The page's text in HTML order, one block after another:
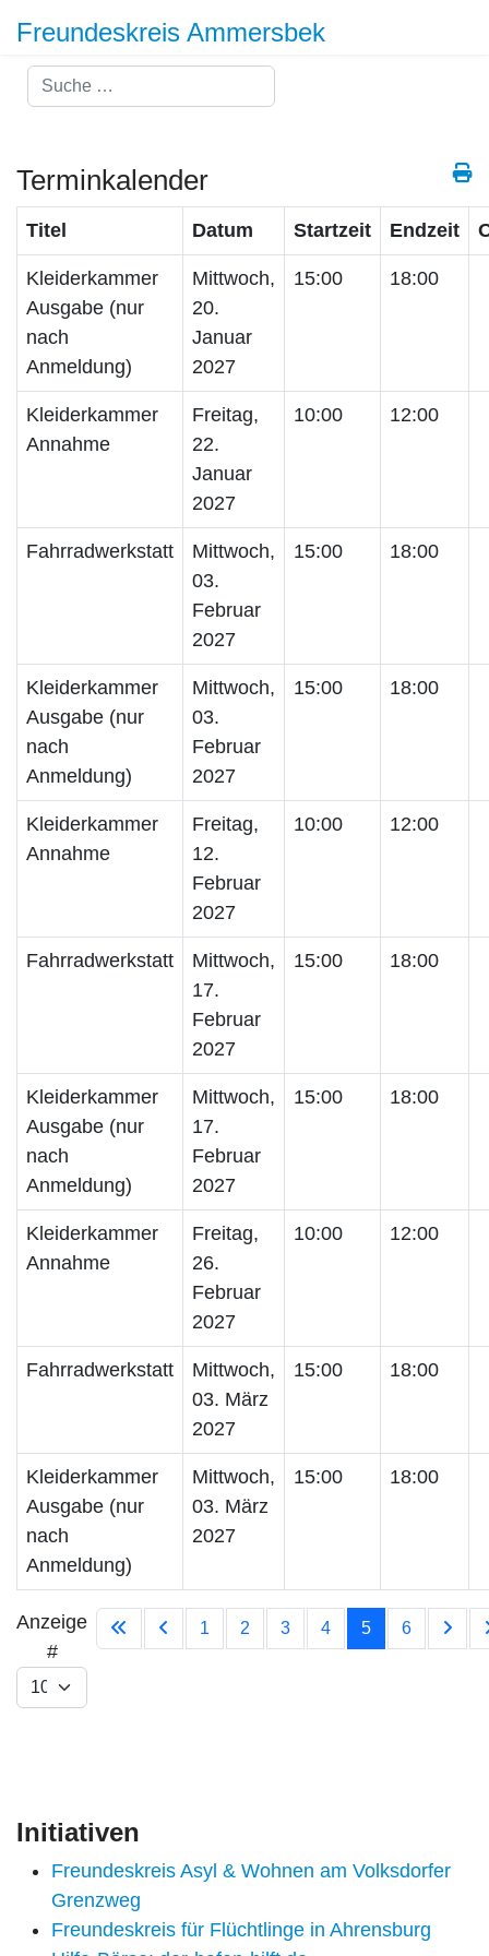
Freundeskreis Ammersbek
Suchen
Terminkalender
Titel Datum Startzeit Endzeit
Kleiderkammer
Ausgabe (nur
nach
Anmeldung)
Mittwoch,
20.
Januar
2027
15:00 18:00
Kleiderkammer
Annahme
Freitag,
22.
Januar
2027
10:00 12:00
Fahrradwerkstatt
Mittwoch,
03.
Februar
2027
15:00 18:00
Kleiderkammer
Ausgabe (nur
nach
Anmeldung)
Mittwoch,
03.
Februar
2027
15:00 18:00
Kleiderkammer
Annahme
Freitag,
12.
Februar
2027
10:00 12:00
Fahrradwerkstatt
Mittwoch,
17.
Februar
2027
15:00 18:00
Kleiderkammer
Ausgabe (nur
nach
Anmeldung)
Mittwoch,
17.
Februar
2027
15:00 18:00
Kleiderkammer
Annahme
Freitag,
26.
Februar
2027
10:00 12:00
Fahrradwerkstatt
Mittwoch,
03. März
2027
15:00 18:00
Kleiderkammer
Ausgabe (nur
nach
Anmeldung)
Mittwoch,
03. März
2027
15:00 18:00
Limite der Paginierungsliste
Anzeige
#
1 2 3 4 5 6
Initiativen
Freundeskreis Asyl & Wohnen am Volksdorfer
Grenzweg
Freundeskreis für Flüchtlinge in Ahrensburg